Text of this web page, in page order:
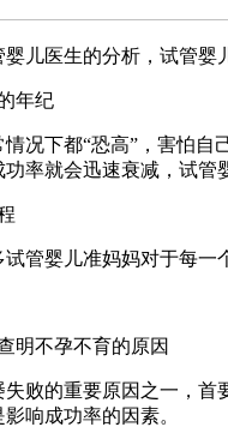
儿医生的分析，试管婴
年纪
况下都“恐高”，害怕
率就会迅速衰减，试管
管婴儿准妈妈对于每一
明不孕不育的原因
败的重要原因之一，
响成功率的因素。